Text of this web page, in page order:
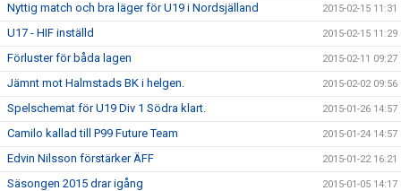
Nyttig match och bra läger för U19 i Nordsjälland 2015-02-15 11:31
U17 - HIF inställd 2015-02-15 11:29
Förluster för båda lagen 2015-02-11 09:27
Jämnt mot Halmstads BK i helgen. 2015-02-02 09:56
Spelschemat för U19 Div 1 Södra klart. 2015-01-26 14:57
Camilo kallad till P99 Future Team 2015-01-24 14:57
Edvin Nilsson förstärker ÄFF 2015-01-22 16:21
Säsongen 2015 drar igång 2015-01-05 14:17